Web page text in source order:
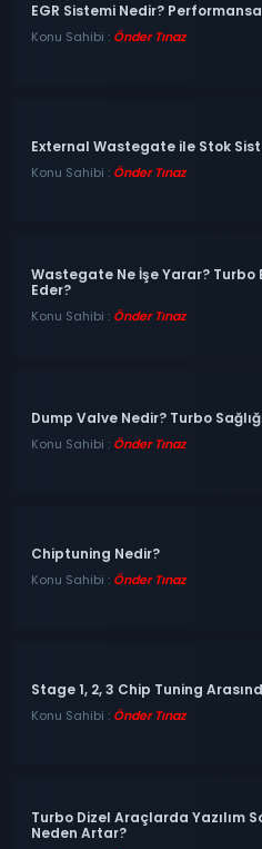
EGR Sistemi Nedir?
Konu Sahibi : Önder Tınaz
External Wastegate ile Stok
Konu Sahibi : Önder Tınaz
Wastegate Ne İşe Yarar? Turbo
Eder?
Konu Sahibi : Önder Tınaz
Dump Valve Nedir? Turbo
Konu Sahibi : Önder Tınaz
Chiptuning Nedir?
Konu Sahibi : Önder Tınaz
Stage 1, 2, 3 Chip Tuning
Konu Sahibi : Önder Tınaz
Turbo Dizel Araçlarda Yazılım
Neden Artar?